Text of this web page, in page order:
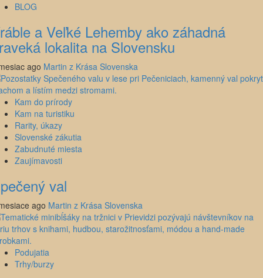
BLOG
a Veľké Lehemby ako záhadná
lokalita na Slovensku
ago Martin z Krása Slovenska
Kam do prírody
Kam na turistiku
Rarity, úkazy
Slovenské zákutia
Zabudnuté miesta
Zaujímavosti
val
ago Martin z Krása Slovenska
Podujatia
Trhy/burzy